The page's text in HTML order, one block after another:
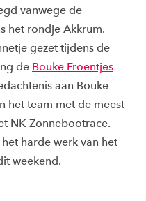
vanwege de
het rondje Akkrum.
gezet tijdens de
de Bouke Froentjes
aan Bouke
het team met de meest
NK Zonnebootrace.
harde werk van het
weekend.